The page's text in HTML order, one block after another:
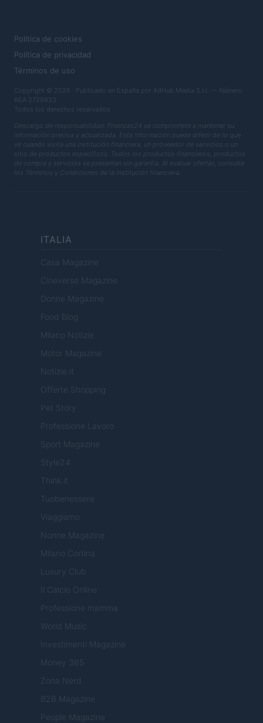
Política de cookies
Política de privacidad
Términos de uso
Copyright © 2026 · Publicado en España por AdHub Media S.r.l. — Número
REA 2729933
Todos los derechos reservados
Descargo de responsabilidad: Finanzas24 se compromete a mantener su
información precisa y actualizada. Esta información puede diferir de lo que
ve cuando visita una institución financiera, un proveedor de servicios o un
sitio de productos específicos. Todos los productos financieros, productos
de compra y servicios se presentan sin garantía. Al evaluar ofertas, consulte
los Términos y Condiciones de la institución financiera.
ITALIA
Casa Magazine
Cineverse Magazine
Donne Magazine
Food Blog
Milano Notizie
Motor Magazine
Notizie.it
Offerte Shopping
Pet Story
Professione Lavoro
Sport Magazine
Style24
Think.it
Tuobenessere
Viaggiamo
Nonne Magazine
Milano Cortina
Luxury Club
Il Calcio Online
Professione mamma
World Music
Investimenti Magazine
Money 365
Zona Nerd
B2B Magazine
People Magazine